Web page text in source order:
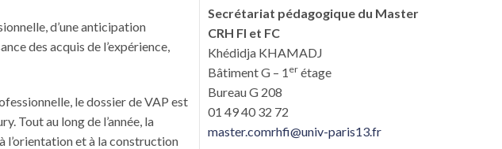
d’une anticipation
des acquis de l’expérience,
le dossier de VAP est
Tout au long de l’année, la
l’orientation et à la construction
Secrétariat pédagogique du Master
CRH FI et FC
Khédidja KHAMADJ
Bâtiment G – 1 er étage
Bureau G 208
01 49 40 32 72
master.comrhfi@univ-paris13.fr